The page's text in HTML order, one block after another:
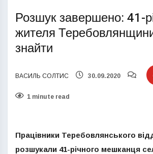
Розшук завершено: 41-
жителя
знайти
ВАСИЛЬ СОЛТИС 30.09.2020
1 minute read
Працівники Теребовлянського
розшукали 41-річного мешканця